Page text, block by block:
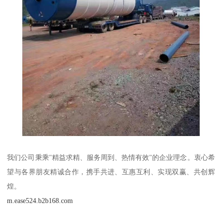
我们公司秉乘"精益求精、服务周到、热情有效"的企业理念。衷心希
望与各界朋友精诚合作，携手共进、互惠互利、实现双赢、共创辉
煌。
m.ease524.b2b168.com